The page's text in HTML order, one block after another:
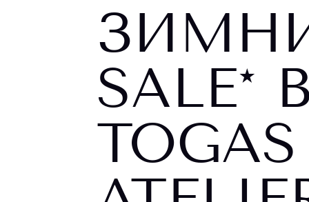
КАРТА ТЦ
РЕКЛАМА В ТЦ
КАК ДОБРАТЬСЯ
ПАРКИНГ
О DANA MALL
АРЕНДАТОРАМ
НОВОСТИ
SALE* В
TOGAS